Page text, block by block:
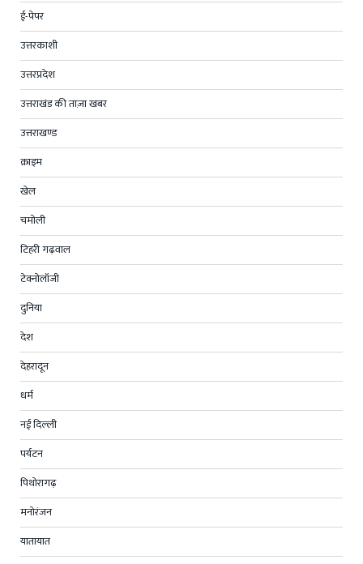
ई-पेपर
उत्तरकाशी
उत्तरप्रदेश
उत्तराखंड की ताज़ा खबर
उत्तराखण्ड
क्राइम
खेल
चमोली
टिहरी गढ़वाल
टेक्नोलॉजी
दुनिया
देश
देहरादून
धर्म
नई दिल्ली
पर्यटन
पिथोरागढ़
मनोरंजन
यातायात